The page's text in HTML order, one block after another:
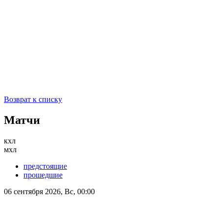
Возврат к списку
Матчи
кхл
мхл
предстоящие
прошедшие
06 сентября 2026, Вс, 00:00